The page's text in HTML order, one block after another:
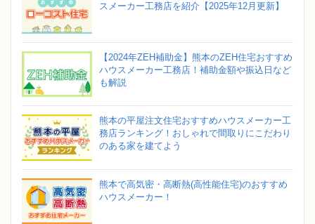
スメーカー工務店を紹介【2025年12月更新】
【2024年ZEH補助金】熊本のZEH住宅おすすめ
ハウスメーカー工務店！補助金額や振込日など
も解説
熊本の平屋注文住宅おすすめハウスメーカー工
務店ランキング！おしゃれで間取りにこだわり
のある家を建てよう
熊本で高気密・高断熱(高性能住宅)のおすすめ
ハウスメーカー！